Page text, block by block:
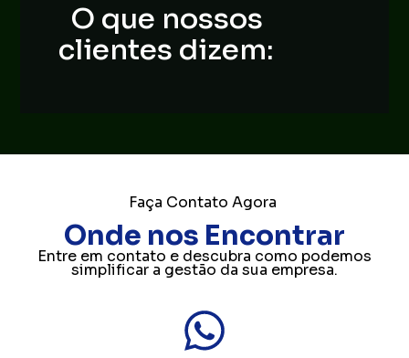
O que nossos
clientes dizem:
Faça Contato Agora
Onde nos Encontrar
Entre em contato e descubra como podemos
simplificar a gestão da sua empresa.